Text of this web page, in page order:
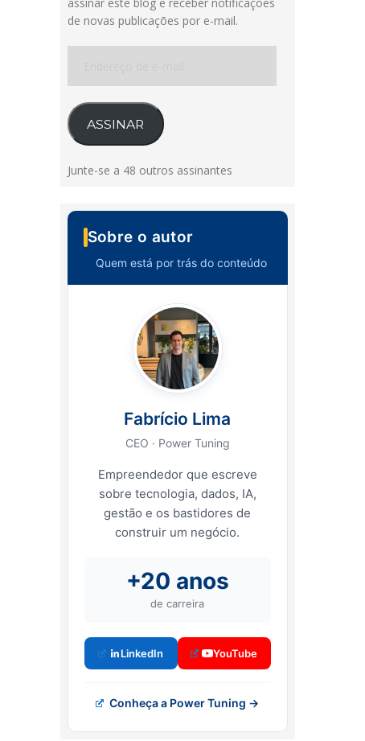
assinar este blog e receber notificações
de novas publicações por e-mail.
e-
mail
ASSINAR
Junte-se a 48 outros assinantes
Sobre o autor
Quem está por trás do conteúdo
Fabrício Lima
CEO · Power Tuning
Empreendedor que escreve
sobre tecnologia, dados, IA,
gestão e os bastidores de
construir um negócio.
+20 anos
de carreira
LinkedIn YouTube
Conheça a Power Tuning →